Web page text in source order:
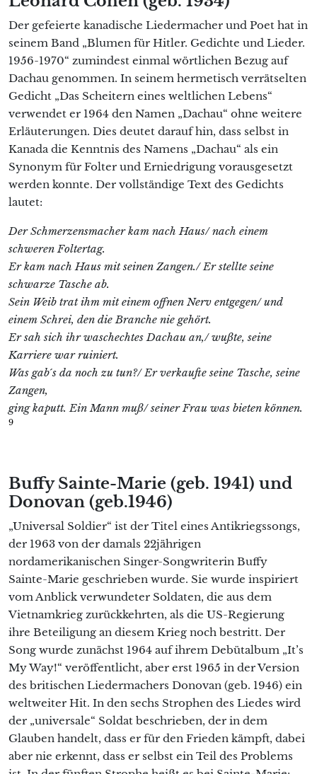
Der gefeierte kanadische Liedermacher und Poet hat in
seinem Band „Blumen für Hitler. Gedichte und Lieder.
1956-1970“ zumindest einmal wörtlichen Bezug auf
Dachau genommen. In seinem hermetisch verrätselten
Gedicht „Das Scheitern eines weltlichen Lebens“
verwendet er 1964 den Namen „Dachau“ ohne weitere
Erläuterungen. Dies deutet darauf hin, dass selbst in
Kanada die Kenntnis des Namens „Dachau“ als ein
Synonym für Folter und Erniedrigung vorausgesetzt
werden konnte. Der vollständige Text des Gedichts
lautet:
Der Schmerzensmacher kam nach Haus/ nach einem
schweren Foltertag.
Er kam nach Haus mit seinen Zangen./ Er stellte seine
schwarze Tasche ab.
Sein Weib trat ihm mit einem offnen Nerv entgegen/ und
einem Schrei, den die Branche nie gehört.
Er sah sich ihr waschechtes Dachau an,/ wußte, seine
Karriere war ruiniert.
Was gab´s da noch zu tun?/ Er verkaufte seine Tasche, seine
Zangen,
ging kaputt. Ein Mann muß/ seiner Frau was bieten können.
9
Buffy Sainte-Marie (geb. 1941) und
Donovan (geb.1946)
„Universal Soldier“ ist der Titel eines Antikriegssongs,
der 1963 von der damals 22jährigen
nordamerikanischen Singer-Songwriterin Buffy
Sainte-Marie geschrieben wurde. Sie wurde inspiriert
vom Anblick verwundeter Soldaten, die aus dem
Vietnamkrieg zurückkehrten, als die US-Regierung
ihre Beteiligung an diesem Krieg noch bestritt. Der
Song wurde zunächst 1964 auf ihrem Debütalbum „It’s
My Way!“ veröffentlicht, aber erst 1965 in der Version
des britischen Liedermachers Donovan (geb. 1946) ein
weltweiter Hit. In den sechs Strophen des Liedes wird
der „universale“ Soldat beschrieben, der in dem
Glauben handelt, dass er für den Frieden kämpft, dabei
aber nie erkennt, dass er selbst ein Teil des Problems